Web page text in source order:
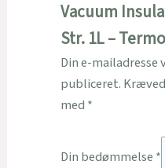
Vacuum
Str. 1L –
Din e-mailadresse
publiceret.
med *
Din bedømmelse *